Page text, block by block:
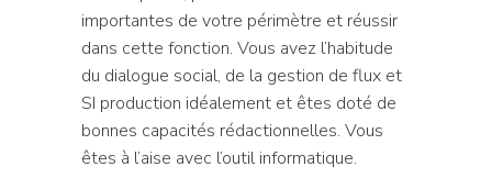
importantes de votre périmètre et réussir
dans cette fonction. Vous avez l’habitude
du dialogue social, de la gestion de flux et
SI production idéalement et êtes doté de
bonnes capacités rédactionnelles. Vous
êtes à l’aise avec l’outil informatique.